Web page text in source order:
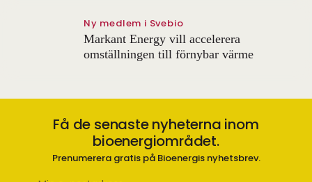
Ny medlem i Svebio
Markant Energy vill accelerera
omställningen till förnybar värme
Få de senaste nyheterna inom
bioenergiområdet.
Prenumerera gratis på Bioenergis nyhetsbrev.